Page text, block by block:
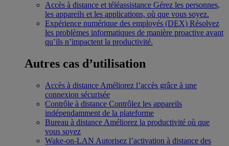
Accès à distance et téléassistance Gérez les personnes,
les appareils et les applications, où que vous soyez.
Expérience numérique des employés (DEX) Résolvez
les problèmes informatiques de manière proactive avant
qu’ils n’impactent la productivité.
Autres cas d’utilisation
Accès à distance Améliorez l’accès grâce à une
connexion sécurisée
Contrôle à distance Contrôlez les appareils
indépendamment de la plateforme
Bureau à distance Améliorez la productivité où que
vous soyez
Wake-on-LAN Autorisez l’activation à distance des